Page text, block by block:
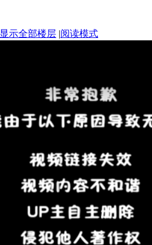
显示全部楼层 |阅读模式